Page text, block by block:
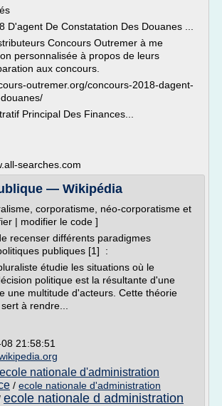
D'agent De Constatation Des Douanes ...
Concours Outremer à me
personnalisée à propos de leurs
aux concours.
outremer.org/concours-2018-dagent-
Principal Des Finances...
searches.com
— Wikipédia
corporatisme, néo-corporatisme et
| modifier le code ]
recenser différents paradigmes
publiques [1] :
étudie les situations où le
politique est la résultante d'une
une multitude d'acteurs. Cette théorie
à rendre...
21:58:51
ecole nationale d'administration
/ ecole nationale d'administration
ecole nationale d administration